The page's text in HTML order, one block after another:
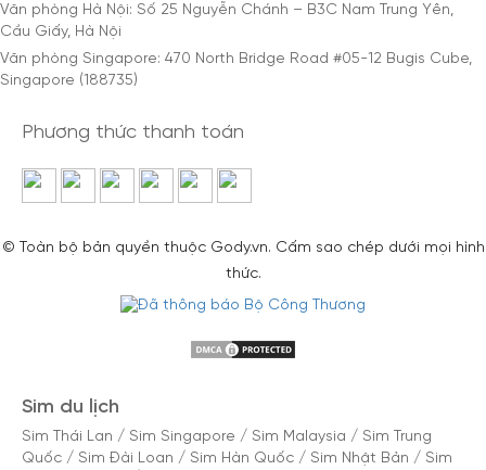
Văn phòng Hà Nội: Số 25 Nguyễn Chánh – B3C Nam Trung Yên,
Cầu Giấy, Hà Nội
Văn phòng Singapore: 470 North Bridge Road #05-12 Bugis Cube,
Singapore (188735)
Phương thức thanh toán
© Toàn bộ bản quyền thuộc Gody.vn. Cấm sao chép dưới mọi hình
thức.
Sim du lịch
Sim Thái Lan / Sim Singapore / Sim Malaysia / Sim Trung
Quốc / Sim Đài Loan / Sim Hàn Quốc / Sim Nhật Bản / Sim